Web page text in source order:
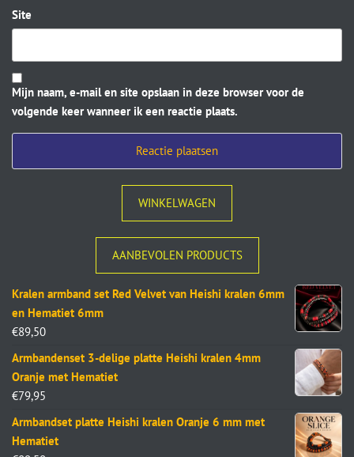
Site
Mijn naam, e-mail en site opslaan in deze browser voor de
volgende keer wanneer ik een reactie plaats.
WINKELWAGEN
AANBEVOLEN PRODUCTS
Kralen armband set Red Velvet van Heishi kralen 6mm
en Hematiet 6mm
€89,50
Armbandenset 3-delige platte Heishi kralen 4mm
Oranje met Hematiet
€79,95
Armbandset platte Heishi kralen Oranje 6 mm met
Hematiet